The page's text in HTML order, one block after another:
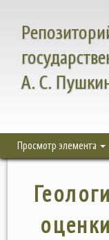
А. С.
Просмотр элемента